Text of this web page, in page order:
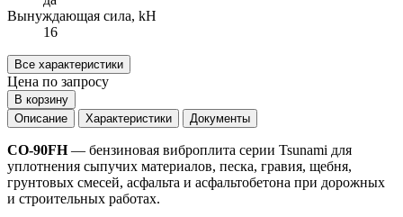
Вынуждающая сила, kH
16
Все характеристики
Цена по запросу
В корзину
Описание
Характеристики Документы
СО-90FH— бензиновая виброплита серии Tsunami для
уплотнения сыпучих материалов, песка, гравия, щебня,
грунтовых смесей, асфальта и асфальтобетона при дорожных
и строительных работах.